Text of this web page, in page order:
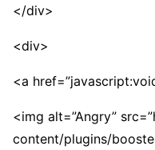
</div>
<div>
<a
<img alt=”Angry”
content/plugins/